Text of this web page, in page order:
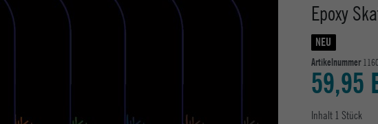
Epoxy
NEU
Artikelnummer
59,95
Inhalt1Stück